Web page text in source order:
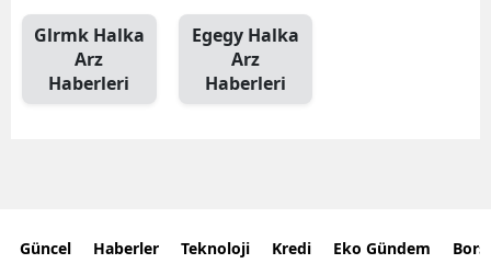
Glrmk Halka
Arz
Haberleri
Egegy Halka
Arz
Haberleri
Güncel Haberler Teknoloji Kredi Eko Gündem